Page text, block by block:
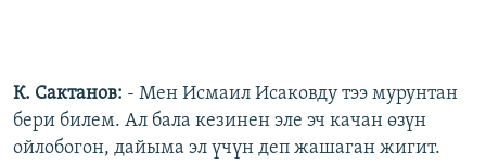
К. Сактанов: - Мен Исмаил Исаковду тээ мурунтан
бери билем. Ал бала кезинен эле эч качан өзүн
ойлобогон, дайыма эл үчүн деп жашаган жигит.